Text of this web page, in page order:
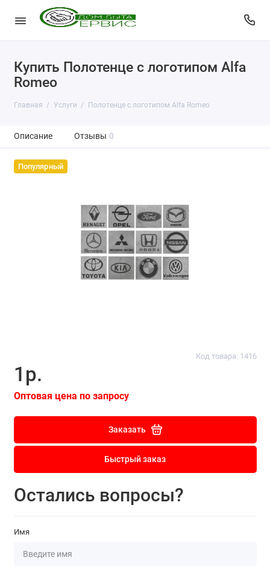
Купить Полотенце с логотипом Alfa
Romeo
Главная Услуги Полотенце с логотипом Alfa Romeo
Описание Отзывы 0
Популярный
Код товара: 1416
1р.
Оптовая цена по запросу
Заказать
Быстрый заказ
Остались вопросы?
Имя